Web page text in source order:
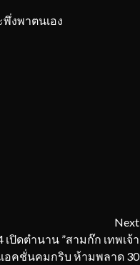
พึ่งพาตนเอง
Next
เปิดตำนาน ”สามก๊ก เทพเจ้า
อคชั่นคมกริบ ห้ามพลาด 30